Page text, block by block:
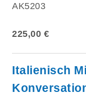
AK5203
225,00 €
Italienisch